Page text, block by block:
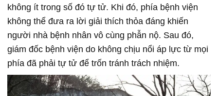
không ít trong số đó tự tử. Khi đó, phía bệnh viện
không thể đưa ra lời giải thích thỏa đáng khiến
người nhà bệnh nhân vô cùng phẫn nộ. Sau đó,
giám đốc bệnh viện do không chịu nổi áp lực từ mọi
phía đã phải tự tử để trốn tránh trách nhiệm.